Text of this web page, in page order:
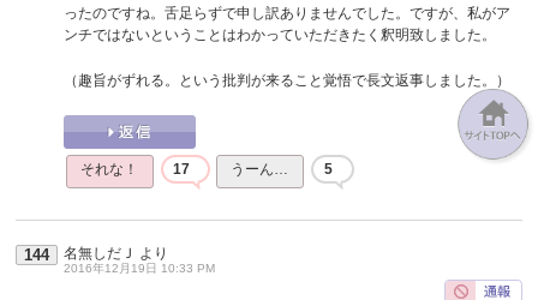
ったのですね。舌足らずで申し訳ありませんでした。ですが、私がア
ンチではないということはわかっていただきたく釈明致しました。
（趣旨がずれる。という批判が来ること覚悟で長文返事しました。）
それな！ 17 うーん… 5
144 名無しだＪ より
2016年12月19日 10:33 PM